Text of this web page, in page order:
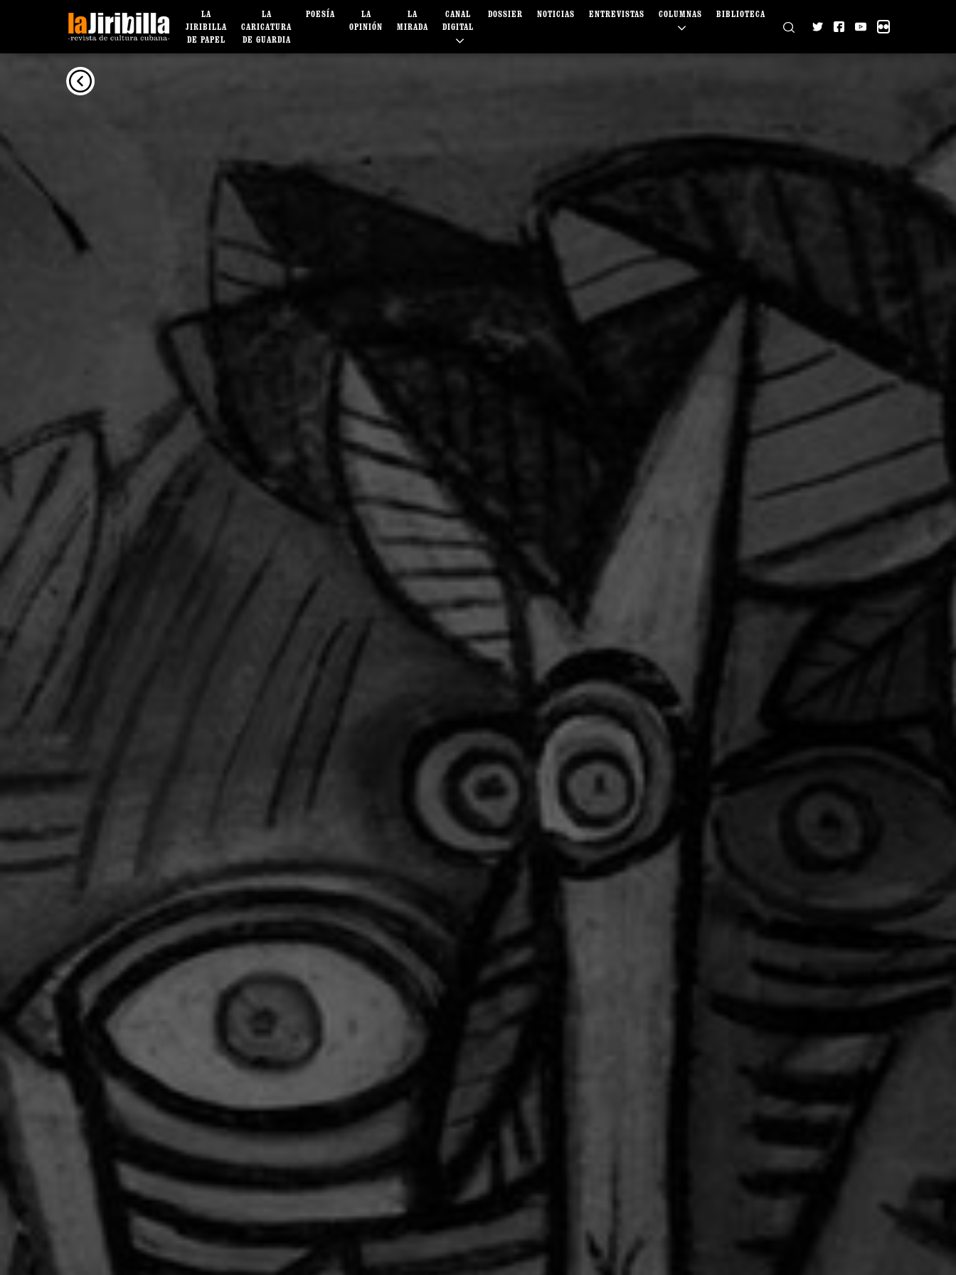
LA
JIRIBILLA
DE PAPEL
LA
CARICATURA
DE GUARDIA
POESÍA
LA
OPINIÓN
LA
MIRADA
CANAL
DIGITAL
DOSSIER NOTICIAS ENTREVISTAS COLUMNAS BIBLIOTECA